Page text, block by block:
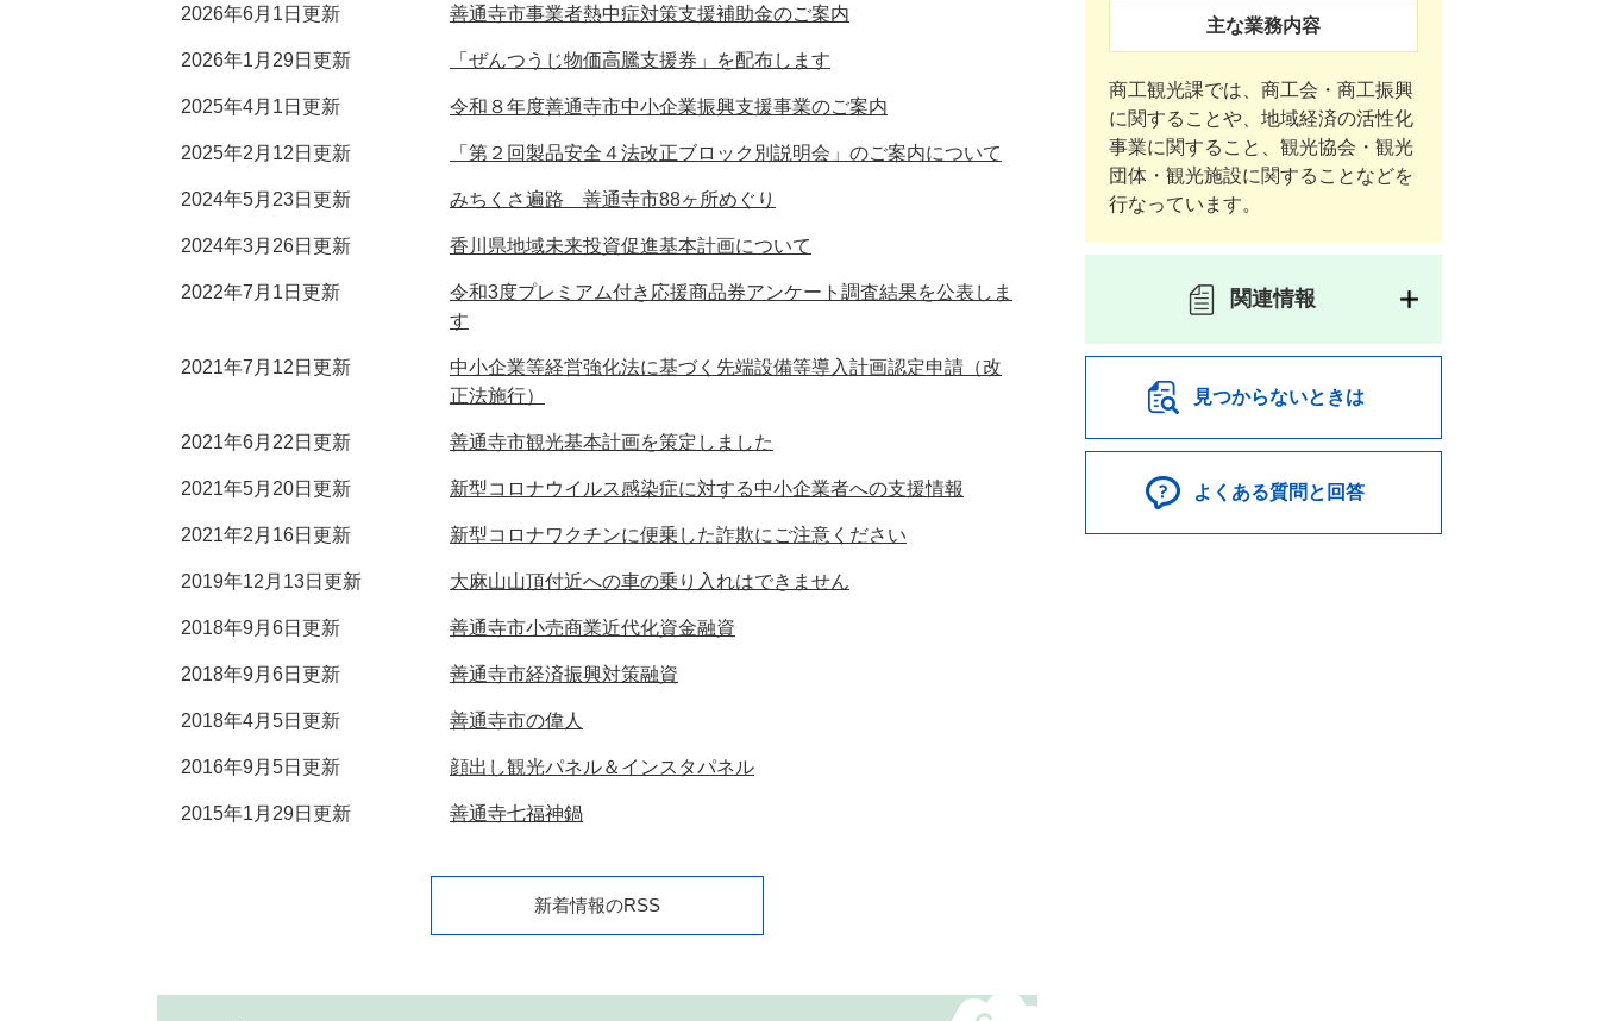
2026年6月1日更新 善通寺市事業者熱中症対策支援補助金のご案内
2026年1月29日更新 「ぜんつうじ物価高騰支援券」を配布します
2025年4月1日更新 令和８年度善通寺市中小企業振興支援事業のご案内
2025年2月12日更新 「第２回製品安全４法改正ブロック別説明会」のご案内について
2024年5月23日更新 みちくさ遍路 善通寺市88ヶ所めぐり
2024年3月26日更新 香川県地域未来投資促進基本計画について
2022年7月1日更新
令和3度プレミアム付き応援商品券アンケート調査結果を公表しま
す
2021年7月12日更新
中小企業等経営強化法に基づく先端設備等導入計画認定申請（改
正法施行）
2021年6月22日更新 善通寺市観光基本計画を策定しました
2021年5月20日更新 新型コロナウイルス感染症に対する中小企業者への支援情報
2021年2月16日更新 新型コロナワクチンに便乗した詐欺にご注意ください
2019年12月13日更新 大麻山山頂付近への車の乗り入れはできません
2018年9月6日更新 善通寺市小売商業近代化資金融資
2018年9月6日更新 善通寺市経済振興対策融資
2018年4月5日更新 善通寺市の偉人
2016年9月5日更新 顔出し観光パネル＆インスタパネル
2015年1月29日更新 善通寺七福神鍋
新着情報のRSS
主な業務内容
商工観光課では、商工会・商工振興
に関することや、地域経済の活性化
事業に関すること、観光協会・観光
団体・観光施設に関することなどを
行なっています。
関連情報
見つからないときは
よくある質問と回答